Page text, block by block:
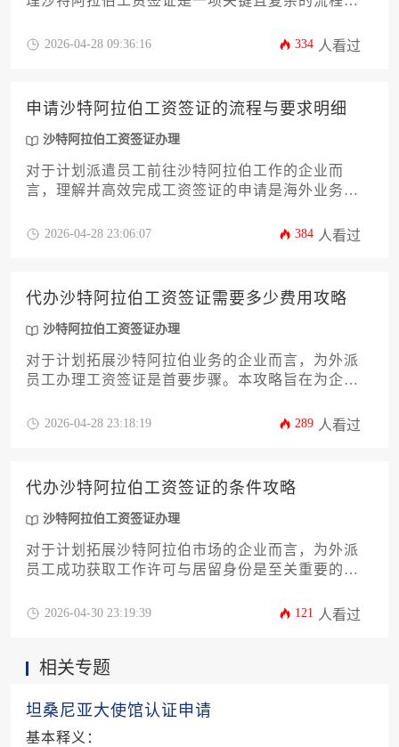
与操作指南，深入剖析从资质审核到签证签发的全
避风险，实现高效、经济的沙特阿拉伯工资签证办
理，确保海外业务顺利启航。
2026-04-28 09:36:16 334 人看过
申请沙特阿拉伯工资签证的流程与要求明细
沙特阿拉伯工资签证办理
对于计划派遣员工前往沙特阿拉伯工作的企业而
言，理解并高效完成工资签证的申请是海外业务拓
到最终获取签证的全流程，详细解读沙特政府的最
资签证办理的核心要点，确保合规、顺利地完成人
员派驻工作。
2026-04-28 23:06:07 384 人看过
代办沙特阿拉伯工资签证需要多少费用攻略
沙特阿拉伯工资签证办理
对于计划拓展沙特阿拉伯业务的企业而言，为外派
员工办理工资签证是首要步骤。本攻略旨在为企业
章将深入剖析影响代办沙特阿拉伯工资签证费用的
过系统了解沙特阿拉伯工资签证办理全流程的成本
构成，企业能够做出更精准的预算规划，确保合
规、高效地完成此项关键海外人力资源部署。
2026-04-28 23:18:19 289 人看过
代办沙特阿拉伯工资签证的条件攻略
沙特阿拉伯工资签证办理
对于计划拓展沙特阿拉伯市场的企业而言，为外派
员工成功获取工作许可与居留身份是至关重要的第
签证的条件攻略，系统解析从资质预审、文件准备
从而高效、稳妥地完成这一关键海外人力资源部
2026-04-30 23:19:39 121 人看过
相关专题
坦桑尼亚大使馆认证申请
基本释义：